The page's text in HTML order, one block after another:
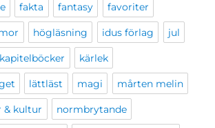
fakta fantasy favoriter
högläsning idus förlag jul
kapitelböcker kärlek
lättläst magi mårten melin
& kultur normbrytande